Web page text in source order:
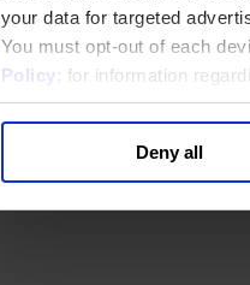
your data for targeted
You must opt-out of each
Policy; for information
Deny all